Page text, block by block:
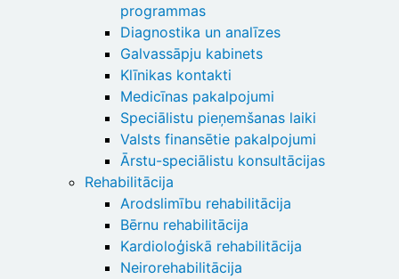
programmas
Diagnostika un analīzes
Galvassāpju kabinets
Klīnikas kontakti
Medicīnas pakalpojumi
Speciālistu pieņemšanas laiki
Valsts finansētie pakalpojumi
Ārstu-speciālistu konsultācijas
Rehabilitācija
Arodslimību rehabilitācija
Bērnu rehabilitācija
Kardioloģiskā rehabilitācija
Neirorehabilitācija